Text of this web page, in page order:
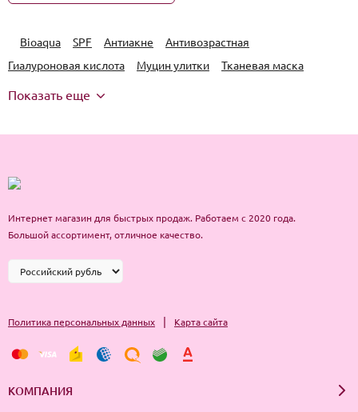
Bioaqua SPF Антиакне
Антивозрастная
Гиалуроновая кислота
Муцин улитки Тканевая маска
Показать еще
Интернет магазин для быстрых продаж. Работаем с 2020 года.
Большой ассортимент, отличное качество.
Политика персональных данных | Карта сайта
КОМПАНИЯ